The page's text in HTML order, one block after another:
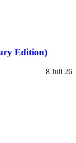
Edition)
8 Juli 26